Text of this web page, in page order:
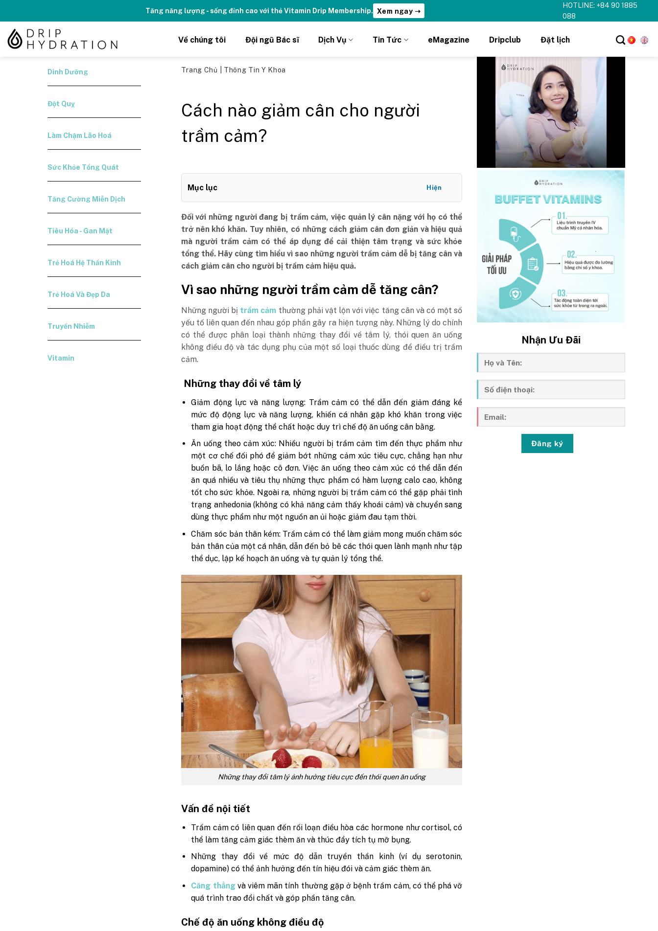
content
Tăng năng lượng - sống đỉnh cao với thẻ Vitamin Drip Membership. Xem ngay ➝
HOTLINE: +84 90 1885
088
Về chúng tôi Đội ngũ Bác sĩ Dịch Vụ Tin Tức eMagazine Dripclub Đặt lịch
Dinh Dưỡng
Đột Quỵ
Làm Chậm Lão Hoá
Sức Khỏe Tổng Quát
Tăng Cường Miễn Dịch
Tiêu Hóa - Gan Mật
Trẻ Hoá Hệ Thần Kinh
Trẻ Hoá Và Đẹp Da
Truyền Nhiễm
Vitamin
Trang Chủ Thông Tin Y Khoa
Cách nào giảm cân cho người
trầm cảm?
Mục lục Hiện
Đối với những người đang bị trầm cảm, việc quản lý cân nặng với họ có thể
trở nên khó khăn. Tuy nhiên, có những cách giảm cân đơn giản và hiệu quả
mà người trầm cảm có thể áp dụng để cải thiện tâm trạng và sức khỏe
tổng thể. Hãy cùng tìm hiểu vì sao những người trầm cảm dễ bị tăng cân và
cách giảm cân cho người bị trầm cảm hiệu quả.
Vì sao những người trầm cảm dễ tăng cân?
Những người bị trầm cảm thường phải vật lộn với việc tăng cân và có một số
yếu tố liên quan đến nhau góp phần gây ra hiện tượng này. Những lý do chính
có thể được phân loại thành những thay đổi về tâm lý, thói quen ăn uống
không điều độ và tác dụng phụ của một số loại thuốc dùng để điều trị trầm
cảm.
Những thay đổi về tâm lý
Giảm động lực và năng lượng: Trầm cảm có thể dẫn đến giảm đáng kể
mức độ động lực và năng lượng, khiến cá nhân gặp khó khăn trong việc
tham gia hoạt động thể chất hoặc duy trì chế độ ăn uống cân bằng.
Ăn uống theo cảm xúc: Nhiều người bị trầm cảm tìm đến thực phẩm như
một cơ chế đối phó để giảm bớt những cảm xúc tiêu cực, chẳng hạn như
buồn bã, lo lắng hoặc cô đơn. Việc ăn uống theo cảm xúc có thể dẫn đến
ăn quá nhiều và tiêu thụ những thực phẩm có hàm lượng calo cao, không
tốt cho sức khỏe. Ngoài ra, những người bị trầm cảm có thể gặp phải tình
trạng anhedonia (không có khả năng cảm thấy khoái cảm) và chuyển sang
dùng thực phẩm như một nguồn an ủi hoặc giảm đau tạm thời.
Chăm sóc bản thân kém: Trầm cảm có thể làm giảm mong muốn chăm sóc
bản thân của một cá nhân, dẫn đến bỏ bê các thói quen lành mạnh như tập
thể dục, lập kế hoạch ăn uống và tự quản lý tổng thể.
Những thay đổi tâm lý ảnh hưởng tiêu cực đến thói quen ăn uống
Vấn đề nội tiết
Trầm cảm có liên quan đến rối loạn điều hòa các hormone như cortisol, có
thể làm tăng cảm giác thèm ăn và thúc đẩy tích tụ mỡ bụng.
Những thay đổi về mức độ dẫn truyền thần kinh (ví dụ serotonin,
dopamine) có thể ảnh hưởng đến tín hiệu đói và cảm giác thèm ăn.
Căng thẳng và viêm mãn tính thường gặp ở bệnh trầm cảm, có thể phá vỡ
quá trình trao đổi chất và góp phần tăng cân.
Chế độ ăn uống không điều độ
Nhận Ưu Đãi
Đăng ký